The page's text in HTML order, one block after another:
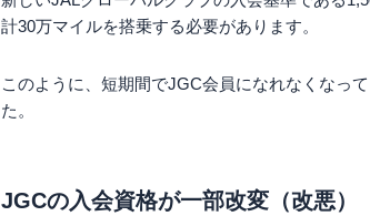
計30万マイルを搭乗する必要があります。
このように、短期間でJGC会員になれなくなっ
た。
JGCの入会資格が一部改変（改悪）